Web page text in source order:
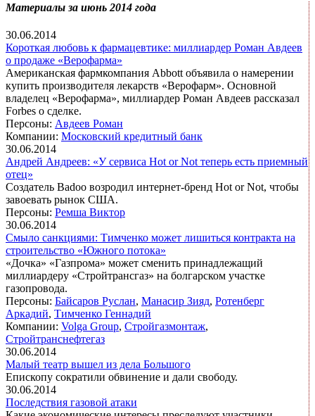
Материалы за июнь 2014 года
30.06.2014
Короткая любовь к фармацевтике: миллиардер Роман Авдеев
о продаже «Верофарма»
Американская фармкомпания Abbott объявила о намерении
купить производителя лекарств «Верофарм». Основной
владелец «Верофарма», миллиардер Роман Авдеев рассказал
Forbes о сделке.
Персоны: Авдеев Роман
Компании: Московский кредитный банк
30.06.2014
Андрей Андреев: «У сервиса Hot or Not теперь есть приемный
отец»
Создатель Badoo возродил интернет-бренд Hot or Not, чтобы
завоевать рынок США.
Персоны: Ремша Виктор
30.06.2014
Смыло санкциями: Тимченко может лишиться контракта на
строительство «Южного потока»
«Дочка» «Газпрома» может сменить принадлежащий
миллиардеру «Стройтрансгаз» на болгарском участке
газопровода.
Персоны: Байсаров Руслан, Манасир Зияд, Ротенберг
Аркадий, Тимченко Геннадий
Компании: Volga Group, Стройгазмонтаж,
Стройтранснефтегаз
30.06.2014
Малый театр вышел из дела Большого
Епископу сократили обвинение и дали свободу.
30.06.2014
Последствия газовой атаки